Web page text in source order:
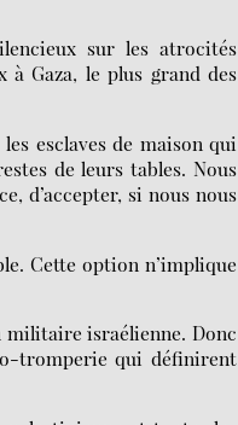
sur les atrocités
à Gaza, le plus grand des
esclaves de maison qui
de leurs tables. Nous
d’accepter, si nous nous
Cette option n’implique
militaire israélienne. Donc
tromperie qui définirent